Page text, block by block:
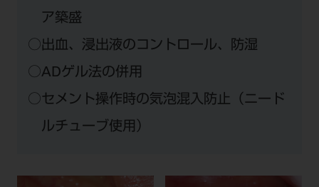
ア築盛
○出血、浸出液のコントロール、防湿
○ADゲル法の併用
○セメント操作時の気泡混入防止（ニード
ルチューブ使用）